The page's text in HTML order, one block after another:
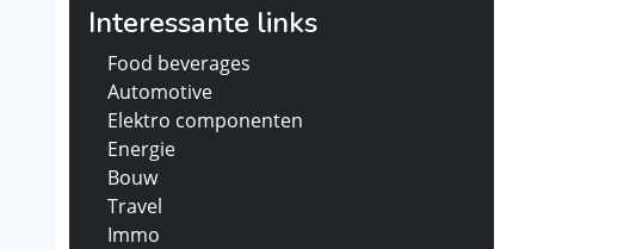
Interessante links
Food beverages
Automotive
Elektro componenten
Energie
Bouw
Travel
Immo